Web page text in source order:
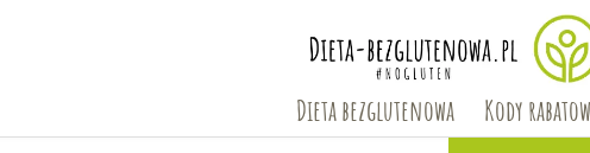
Dieta bezglutenowa Kody